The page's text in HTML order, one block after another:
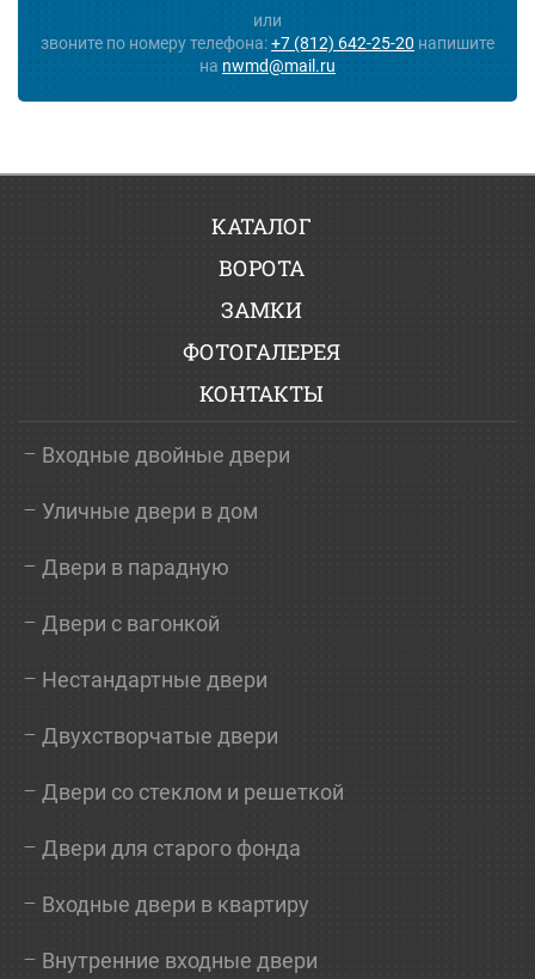
или
звоните по номеру телефона:+7 (812) 642-25-20 напишите
на nwmd@mail.ru
КАТАЛОГ
ВОРОТА
ЗАМКИ
ФОТОГАЛЕРЕЯ
КОНТАКТЫ
Входные двойные двери
Уличные двери в дом
Двери в парадную
Двери с вагонкой
Нестандартные двери
Двухстворчатые двери
Двери со стеклом и решеткой
Двери для старого фонда
Входные двери в квартиру
Внутренние входные двери